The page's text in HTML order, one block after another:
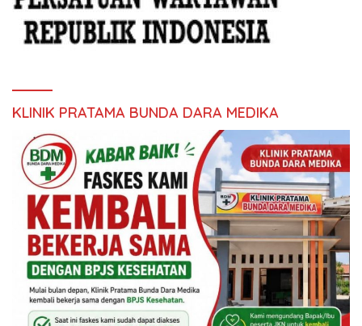
KLINIK PRATAMA BUNDA DARA MEDIKA